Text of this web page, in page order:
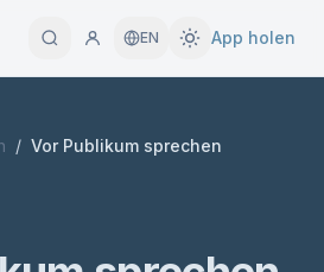
EN App holen
/ Vor Publikum sprechen